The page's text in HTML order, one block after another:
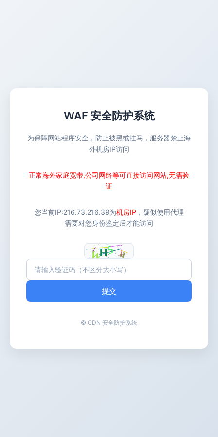
WAF 安全防护系统
为保障网站程序安全，防止被黑或挂马，服务器禁止海
外机房IP访问
正常海外家庭宽带,公司网络等可直接访问网站,无需验
证
您当前IP:216.73.216.39为机房IP ，疑似使用代理
需要对您身份鉴定后才能访问
提交
© CDN 安全防护系统